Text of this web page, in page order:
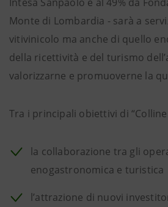
Monte di Lombardia - sarà a
vitivinicolo ma anche di quello
della ricettività e del turismo
valorizzarne e promuoverne la
Tra i principali obiettivi di “Colline
la collaborazione tra gli
enogastronomica e turistica
l’attrazione di nuovi